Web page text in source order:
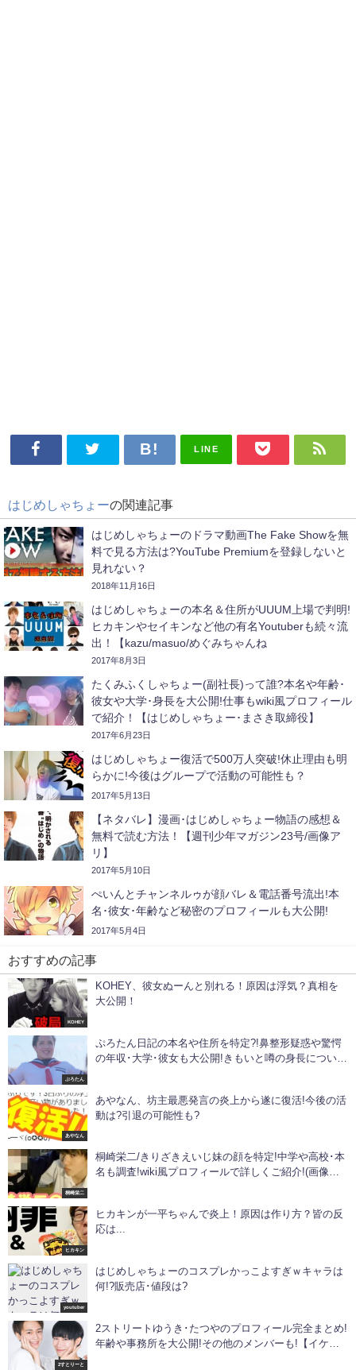
LINE
はじめしゃちょーの関連記事
はじめしゃちょーのドラマ動画The Fake Showを無
料で見る方法は?YouTube Premiumを登録しないと
見れない？
2018年11月16日
はじめしゃちょーの本名＆住所がUUUM上場で判明!
ヒカキンやセイキンなど他の有名Youtuberも続々流
出！【kazu/masuo/めぐみちゃんね
る/ABTVnetwork/ジェットダイス
ケ/sasakiasahi/PDS株式会社/瀬戸弘司など】
2017年8月3日
たくみふくしゃちょー(副社長)って誰?本名や年齢･
彼女や大学･身長を大公開!仕事もwiki風プロフィール
で紹介！【はじめしゃちょー･まさき取締役】
2017年6月23日
はじめしゃちょー復活で500万人突破!休止理由も明
らかに!今後はグループで活動の可能性も？
2017年5月13日
【ネタバレ】漫画･はじめしゃちょー物語の感想＆
無料で読む方法！【週刊少年マガジン23号/画像ア
リ】
2017年5月10日
ぺいんとチャンネルゥが顔バレ＆電話番号流出!本
名･彼女･年齢など秘密のプロフィールも大公開!
2017年5月4日
おすすめの記事
KOHEY
KOHEY、彼女ぬーんと別れる！原因は浮気？真相を
大公開！
ぷろたん
ぷろたん日記の本名や住所を特定?!鼻整形疑惑や驚愕
の年収･大学･彼女も大公開!きもいと噂の身長について
あやなん
あやなん、坊主最悪発言の炎上から遂に復活!今後の活
動は?引退の可能性も?
桐崎栄二
桐崎栄二/きりざきえいじ妹の顔を特定!中学や高校･本
名も調査!wiki風プロフィールで詳しくご紹介!(画像あ
ヒカキン
ヒカキンが一平ちゃんで炎上！原因は作り方？皆の反
応は...
youtuber
はじめしゃちょーのコスプレかっこよすぎｗキャラは
何!?販売店･値段は?
2すとりーと
2ストリートゆうき･たつやのプロフィール完全まとめ!
年齢や事務所を大公開!その他のメンバーも!【イケメ